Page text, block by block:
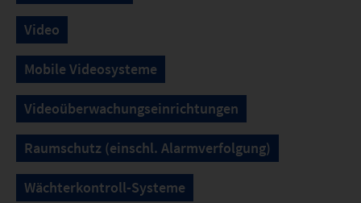
Video
Mobile Videosysteme
Videoüberwachungseinrichtungen
Raumschutz (einschl. Alarmverfolgung)
Wächterkontroll-Systeme